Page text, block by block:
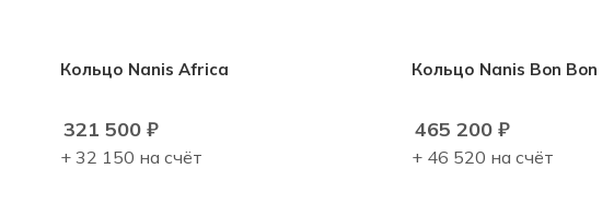
Кольцо Nanis Africa
321 500 ₽
+ 32 150 на счёт
Кольцо Nanis Bon Bon
465 200₽
+ 46 520 на счёт